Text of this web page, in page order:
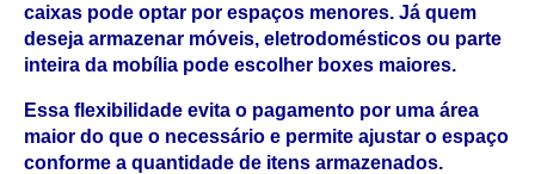
caixas pode optar por espaços menores. Já quem
deseja armazenar móveis, eletrodomésticos ou parte
inteira da mobília pode escolher boxes maiores.
Essa flexibilidade evita o pagamento por uma área
maior do que o necessário e permite ajustar o espaço
conforme a quantidade de itens armazenados.